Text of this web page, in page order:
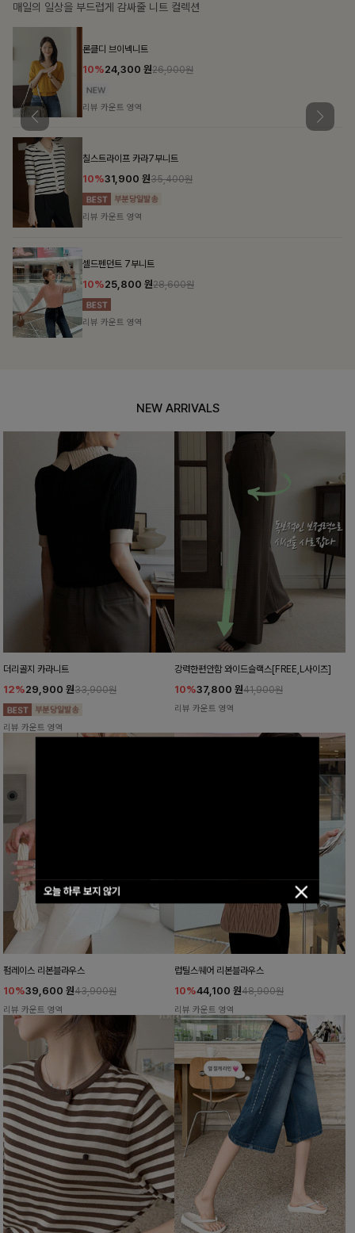
오늘 하루 보지 않기
매일의 일상을 부드럽게 감싸줄 니트 컬렉션
론클디 브이넥니트
10%24,300 원26,900원
리뷰 카운트 영역
칠스트라이프 카라7부니트
10%31,900 원35,400원
리뷰 카운트 영역
셀드펜던트 7부니트
10%25,800 원28,600원
리뷰 카운트 영역
NEW ARRIVALS
더리골지 카라니트
12%29,900 원33,900원
리뷰 카운트 영역
강력한편안함 와이드슬랙스[FREE,L사이즈]
10%37,800 원41,900원
리뷰 카운트 영역
펌레이스 리본블라우스
10%39,600 원43,900원
리뷰 카운트 영역
럽틸스퀘어 리본블라우스
10%44,100 원48,900원
리뷰 카운트 영역